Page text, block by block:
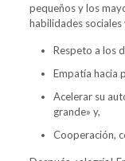
pequeños y los
habilidades
Respeto a los
Empatía hacia
Acelerar su
grande» y,
Cooperación,